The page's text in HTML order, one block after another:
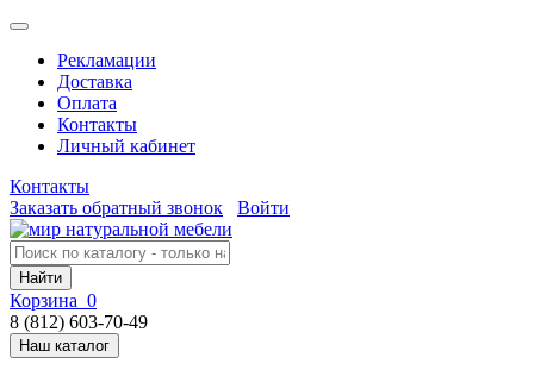
Рекламации
Доставка
Оплата
Контакты
Личный кабинет
Контакты
Заказать обратный звонок
Войти
Найти
Корзина 0
8 (812) 603-70-49
Наш каталог